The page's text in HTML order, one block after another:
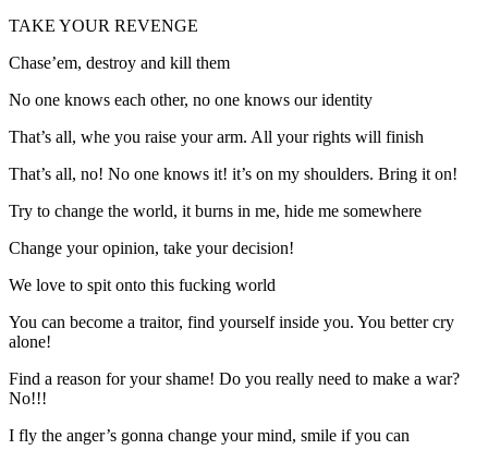
TAKE YOUR REVENGE
Chase’em, destroy and kill them
No one knows each other, no one knows our identity
That’s all, whe you raise your arm. All your rights will finish
That’s all, no! No one knows it! it’s on my shoulders. Bring it on!
Try to change the world, it burns in me, hide me somewhere
Change your opinion, take your decision!
We love to spit onto this fucking world
You can become a traitor, find yourself inside you. You better cry
alone!
Find a reason for your shame! Do you really need to make a war?
No!!!
I fly the anger’s gonna change your mind, smile if you can